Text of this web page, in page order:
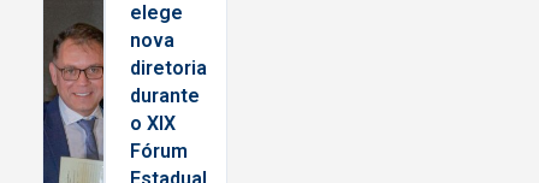
elege
nova
diretoria
durante
o XIX
Fórum